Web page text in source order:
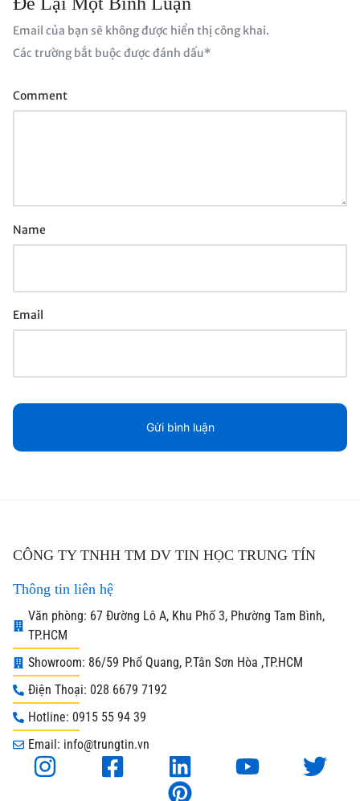
Email của bạn sẽ không được hiển thị công khai.
Các trường bắt buộc được đánh dấu*
Comment
Name
Email
CÔNG TY TNHH TM DV TIN HỌC TRUNG TÍN
Thông tin liên hệ
Văn phòng: 67 Đường Lô A, Khu Phố 3, Phường Tam Bình,
TP.HCM
Showroom: 86/59 Phổ Quang, P.Tân Sơn Hòa ,TP.HCM
Điện Thoại: 028 6679 7192
Hotline: 0915 55 94 39
Email: info@trungtin.vn